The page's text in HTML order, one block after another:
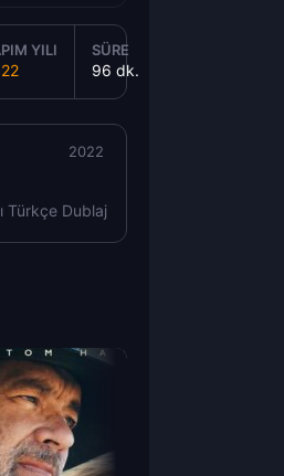
YILI SÜRE
96 dk.
Türkçe Dublaj
2022